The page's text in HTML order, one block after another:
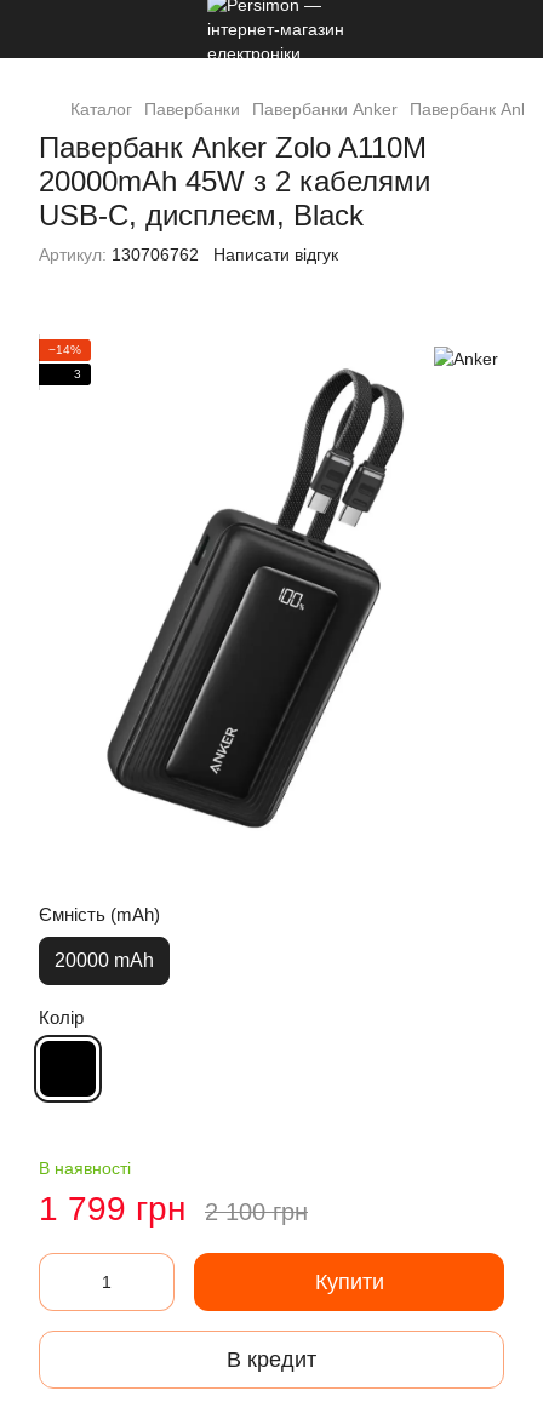
Каталог Павербанки Павербанки Anker Павербанк
Павербанк Anker Zolo A110M
20000mAh 45W з 2 кабелями
USB-C, дисплеєм, Black
Артикул: 130706762 Написати відгук
−14%
3
Ємність (mAh)
20000 mAh
Колір
В наявності
1 799 грн 2 100 грн
Купити
В кредит